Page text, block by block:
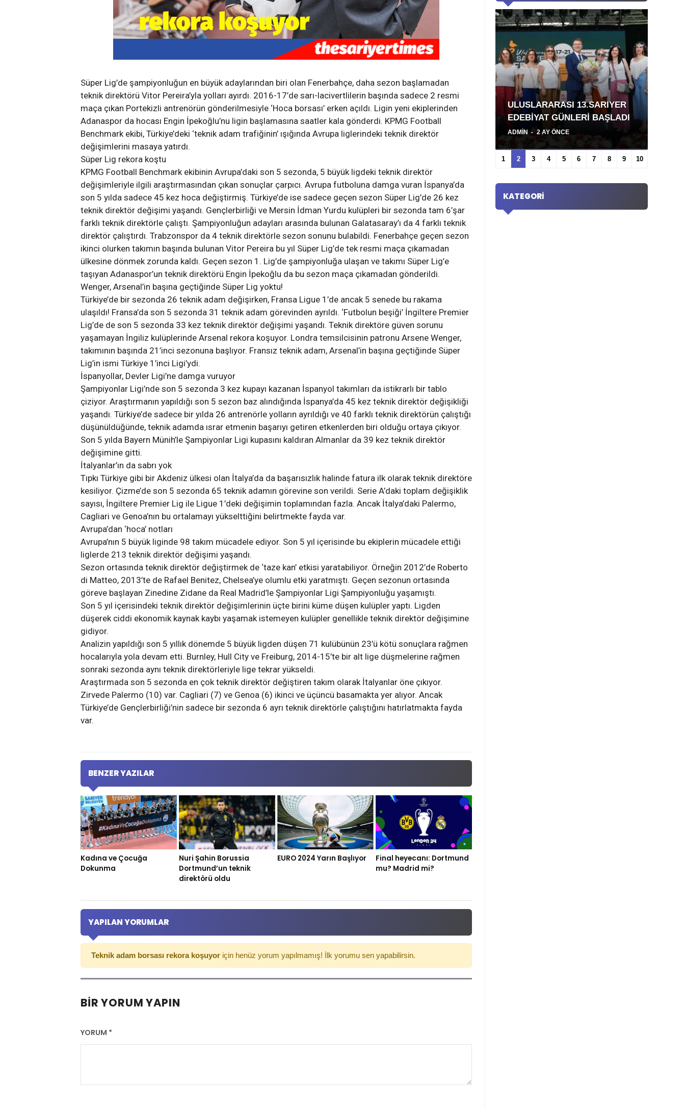
Süper Lig’de şampiyonluğun en büyük adaylarından biri olan Fenerbahçe, daha sezon başlamadan
teknik direktörü Vitor Pereira’yla yolları ayırdı. 2016-17’de sarı-lacivertlilerin başında sadece 2 resmi
maça çıkan Portekizli antrenörün gönderilmesiyle ‘Hoca borsası’ erken açıldı. Ligin yeni ekiplerinden
Adanaspor da hocası Engin İpekoğlu’nu ligin başlamasına saatler kala gönderdi. KPMG Football
Benchmark ekibi, Türkiye’deki ‘teknik adam trafiğinin’ ışığında Avrupa liglerindeki teknik direktör
değişimlerini masaya yatırdı.
Süper Lig rekora koştu
KPMG Football Benchmark ekibinin Avrupa’daki son 5 sezonda, 5 büyük ligdeki teknik direktör
değişimleriyle ilgili araştırmasından çıkan sonuçlar çarpıcı. Avrupa futboluna damga vuran İspanya’da
son 5 yılda sadece 45 kez hoca değiştirmiş. Türkiye’de ise sadece geçen sezon Süper Lig’de 26 kez
teknik direktör değişimi yaşandı. Gençlerbirliği ve Mersin İdman Yurdu kulüpleri bir sezonda tam 6’şar
farklı teknik direktörle çalıştı. Şampiyonluğun adayları arasında bulunan Galatasaray’ı da 4 farklı teknik
direktör çalıştırdı. Trabzonspor da 4 teknik direktörle sezon sonunu bulabildi. Fenerbahçe geçen sezon
ikinci olurken takımın başında bulunan Vitor Pereira bu yıl Süper Lig’de tek resmi maça çıkamadan
ülkesine dönmek zorunda kaldı. Geçen sezon 1. Lig’de şampiyonluğa ulaşan ve takımı Süper Lig’e
taşıyan Adanaspor’un teknik direktörü Engin İpekoğlu da bu sezon maça çıkamadan gönderildi.
Wenger, Arsenal’in başına geçtiğinde Süper Lig yoktu!
Türkiye’de bir sezonda 26 teknik adam değişirken, Fransa Ligue 1’de ancak 5 senede bu rakama
ulaşıldı! Fransa’da son 5 sezonda 31 teknik adam görevinden ayrıldı. ‘Futbolun beşiği’ İngiltere Premier
Lig’de de son 5 sezonda 33 kez teknik direktör değişimi yaşandı. Teknik direktöre güven sorunu
yaşamayan İngiliz kulüplerinde Arsenal rekora koşuyor. Londra temsilcisinin patronu Arsene Wenger,
takımının başında 21’inci sezonuna başlıyor. Fransız teknik adam, Arsenal’in başına geçtiğinde Süper
Lig’in ismi Türkiye 1’inci Ligi’ydi.
İspanyollar, Devler Ligi’ne damga vuruyor
Şampiyonlar Ligi’nde son 5 sezonda 3 kez kupayı kazanan İspanyol takımları da istikrarlı bir tablo
çiziyor. Araştırmanın yapıldığı son 5 sezon baz alındığında İspanya’da 45 kez teknik direktör değişikliği
yaşandı. Türkiye’de sadece bir yılda 26 antrenörle yolların ayrıldığı ve 40 farklı teknik direktörün çalıştığı
düşünüldüğünde, teknik adamda ısrar etmenin başarıyı getiren etkenlerden biri olduğu ortaya çıkıyor.
Son 5 yılda Bayern Münih’le Şampiyonlar Ligi kupasını kaldıran Almanlar da 39 kez teknik direktör
değişimine gitti.
İtalyanlar’ın da sabrı yok
Tıpkı Türkiye gibi bir Akdeniz ülkesi olan İtalya’da da başarısızlık halinde fatura ilk olarak teknik direktöre
kesiliyor. Çizme’de son 5 sezonda 65 teknik adamın görevine son verildi. Serie A’daki toplam değişiklik
sayısı, İngiltere Premier Lig ile Ligue 1’deki değişimin toplamından fazla. Ancak İtalya’daki Palermo,
Cagliari ve Genoa’nın bu ortalamayı yükselttiğini belirtmekte fayda var.
Avrupa’dan ‘hoca’ notları
Avrupa’nın 5 büyük liginde 98 takım mücadele ediyor. Son 5 yıl içerisinde bu ekiplerin mücadele ettiği
liglerde 213 teknik direktör değişimi yaşandı.
Sezon ortasında teknik direktör değiştirmek de ‘taze kan’ etkisi yaratabiliyor. Örneğin 2012’de Roberto
di Matteo, 2013’te de Rafael Benitez, Chelsea’ye olumlu etki yaratmıştı. Geçen sezonun ortasında
göreve başlayan Zinedine Zidane da Real Madrid’le Şampiyonlar Ligi Şampiyonluğu yaşamıştı.
Son 5 yıl içerisindeki teknik direktör değişimlerinin üçte birini küme düşen kulüpler yaptı. Ligden
düşerek ciddi ekonomik kaynak kaybı yaşamak istemeyen kulüpler genellikle teknik direktör değişimine
gidiyor.
Analizin yapıldığı son 5 yıllık dönemde 5 büyük ligden düşen 71 kulübünün 23’ü kötü sonuçlara rağmen
hocalarıyla yola devam etti. Burnley, Hull City ve Freiburg, 2014-15’te bir alt lige düşmelerine rağmen
sonraki sezonda aynı teknik direktörleriyle lige tekrar yükseldi.
Araştırmada son 5 sezonda en çok teknik direktör değiştiren takım olarak İtalyanlar öne çıkıyor.
Zirvede Palermo (10) var. Cagliari (7) ve Genoa (6) ikinci ve üçüncü basamakta yer alıyor. Ancak
Türkiye’de Gençlerbirliği’nin sadece bir sezonda 6 ayrı teknik direktörle çalıştığını hatırlatmakta fayda
var.
BENZER YAZILAR
Kadına ve Çocuğa
Dokunma
Nuri Şahin Borussia
Dortmund’un teknik
direktörü oldu
EURO 2024 Yarın Başlıyor
Final heyecanı: Dortmund
mu? Madrid mi?
YAPILAN YORUMLAR
Teknik adam borsası rekora koşuyor için henüz yorum yapılmamış! İlk yorumu sen yapabilirsin.
BIR YORUM YAPIN
YORUM *
Sarıyer Bentler ve Kemerler –
Boğaziçi’nin Su Yolu Hikayesi
6 AY ÖNCE
2 Bin Yıllık Kayıp Tarih -
MAVRAMOLOZ MANSTIRI
ADMIN 6 AY ÖNCE
TÜRKİYE’NİN İLK GECE
MARATONU İÇİN GERİ SAYIM
BAŞLADI
ADMIN 1 AY ÖNCE
ULUSLARARASI 13.SARIYER
EDEBİYAT GÜNLERİ BAŞLADI
ADMIN 2 AY ÖNCE
KATEGORI